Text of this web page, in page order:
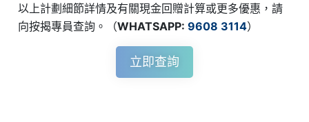
以上計劃細節詳情及有關現金回贈計算或更多優惠，請
向按揭專員查詢。（WHATSAPP:9608 3114）
立即查詢